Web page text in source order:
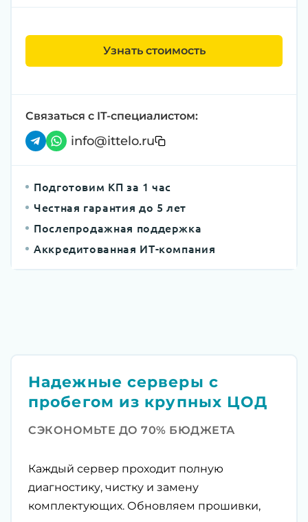
Узнать стоимость
Связаться с IT-специалистом:
info@ittelo.ru
Подготовим КП за 1 час
Честная гарантия до 5 лет
Послепродажная поддержка
Аккредитованная ИТ-компания
Надежные серверы с
пробегом из крупных ЦОД
СЭКОНОМЬТЕ ДО 70% БЮДЖЕТА
Каждый сервер проходит полную
диагностику, чистку и замену
комплектующих. Обновляем прошивки,